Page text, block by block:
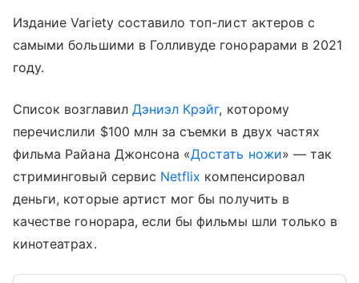
Издание Variety составило топ-лист актеров с
самыми большими в Голливуде гонорарами в 2021
году.
Список возглавил Дэниэл Крэйг, которому
перечислили $100 млн за съемки в двух частях
фильма Райана Джонсона «Достать ножи» — так
стриминговый сервис Netflix компенсировал
деньги, которые артист мог бы получить в
качестве гонорара, если бы фильмы шли только в
кинотеатрах.